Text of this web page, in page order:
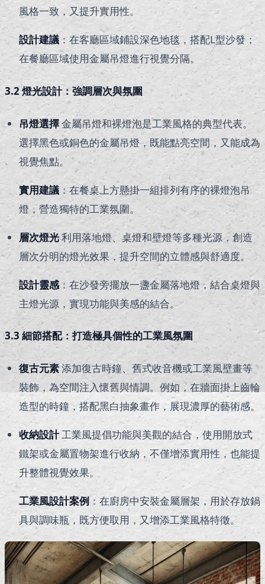
風格一致，又提升實用性。
設計建議 ：在客廳區域鋪設深色地毯，搭配L型沙發；
在餐廳區域使用金屬吊燈進行視覺分隔。
3.2 燈光設計：強調層次與氛圍
吊燈選擇金屬吊燈和裸燈泡是工業風格的典型代表。
選擇黑色或銅色的金屬吊燈，既能點亮空間，又能成為
視覺焦點。
實用建議：在餐桌上方懸掛一組排列有序的裸燈泡吊
燈，營造獨特的工業氛圍。
層次燈光利用落地燈、桌燈和壁燈等多種光源，創造
層次分明的燈光效果，提升空間的立體感與舒適度。
設計靈感：在沙發旁擺放一盞金屬落地燈，結合桌燈與
主燈光源，實現功能與美感的結合。
3.3 細節搭配：打造極具個性的工業風氛圍
復古元素添加復古時鐘、舊式收音機或工業風壁畫等
裝飾，為空間注入懷舊與情調。例如，在牆面掛上齒輪
造型的時鐘，搭配黑白抽象畫作，展現濃厚的藝術感。
收納設計工業風提倡功能與美觀的結合，使用開放式
鐵架或金屬置物架進行收納，不僅增添實用性，也能提
升整體視覺效果。
工業風設計案例 ：在廚房中安裝金屬層架，用於存放鍋
具與調味瓶，既方便取用，又增添工業風格特徵。